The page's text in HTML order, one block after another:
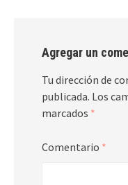
Agregar un
Tu dirección de
publicada. Los
marcados *
Comentario *